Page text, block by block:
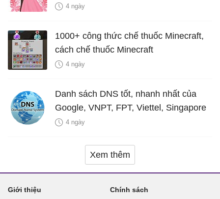
là bao nhiêu năm?
4 ngày
1000+ công thức chế thuốc Minecraft,
cách chế thuốc Minecraft
4 ngày
Danh sách DNS tốt, nhanh nhất của
Google, VNPT, FPT, Viettel, Singapore
4 ngày
Xem thêm
Giới thiệu Chính sách